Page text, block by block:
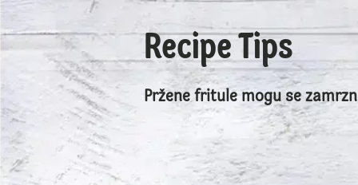
Recipe Tips
Pržene fritule mogu se